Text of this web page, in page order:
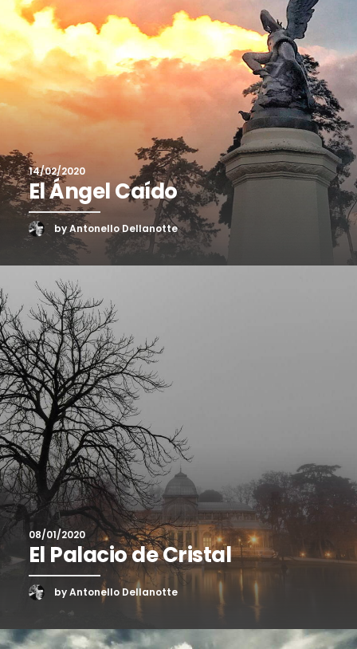
14/02/2020
El Ángel Caído
by Antonello Dellanotte
08/01/2020
El Palacio de Cristal
by Antonello Dellanotte